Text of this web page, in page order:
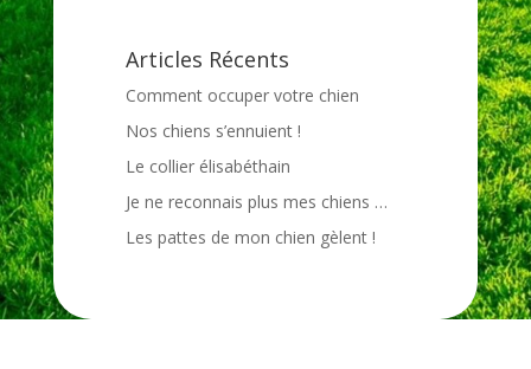
Articles Récents
Comment occuper votre chien
Nos chiens s’ennuient !
Le collier élisabéthain
Je ne reconnais plus mes chiens …
Les pattes de mon chien gèlent !